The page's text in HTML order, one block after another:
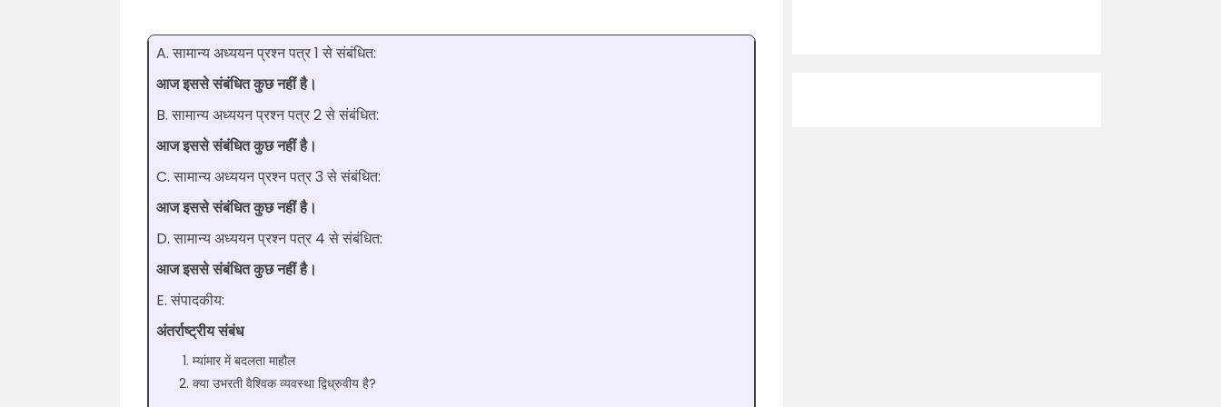
A. सामान्य अध्ययन प्रश्न पत्र 1 से संबंधित:
आज इससे संबंधित कुछ नहीं है।
B. सामान्य अध्ययन प्रश्न पत्र 2 से संबंधित:
आज इससे संबंधित कुछ नहीं है।
C. सामान्य अध्ययन प्रश्न पत्र 3 से संबंधित:
आज इससे संबंधित कुछ नहीं है।
D. सामान्य अध्ययन प्रश्न पत्र 4 से संबंधित:
आज इससे संबंधित कुछ नहीं है।
E. संपादकीय:
अंतर्राष्ट्रीय संबंध
म्यांमार में बदलता माहौल
क्या उभरती वैश्विक व्यवस्था द्विध्रुवीय है?